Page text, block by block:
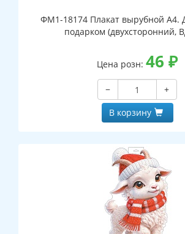
ФМ1-18174 Плакат вырубной А4.
подарком (двухсторонний,
Цена розн: 46 ₽
−
+
В корзину